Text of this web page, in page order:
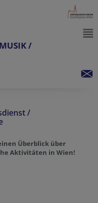
/
/
Überblick über
Aktivitäten in Wien!